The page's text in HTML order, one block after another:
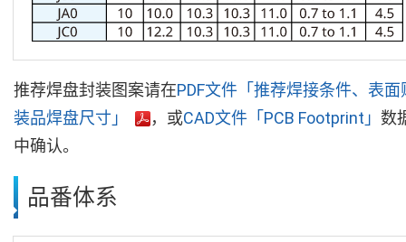
推荐焊盘封装图案请在PDF文件「推荐焊接条件、表面
装品焊盘尺寸」
，或CAD文件「PCB Footprint」 数
中确认。
品番体系